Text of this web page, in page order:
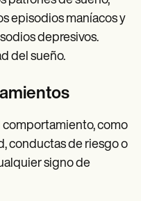
episodios maníacos y
depresivos.
del sueño.
comportamiento, como
conductas de riesgo o
signo de